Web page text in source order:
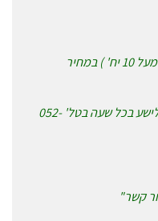
המוצר זה ניתן לקנות בכמות גדולה ( מעל 10 יח' ) במחיר
לקבלת הצעת מחיר, נא להתקשר לאלישע בכל שעה בטל' 052-
קשר"